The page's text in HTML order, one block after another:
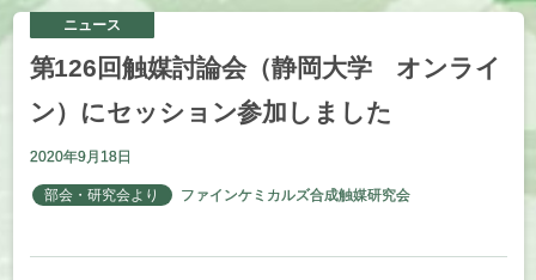
ニュース
第126 回触媒討論会（静岡大学
オンライ
ン） にセッション参加しました
2020年9月18日
部会・研究会より ファインケミカルズ合成触媒研究会